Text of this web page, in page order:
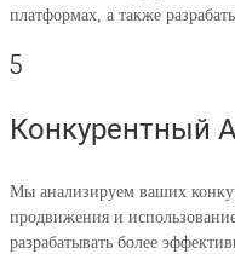
платформах, а также
5
Конкурентный
Мы анализируем ваших
продвижения и
разрабатывать более